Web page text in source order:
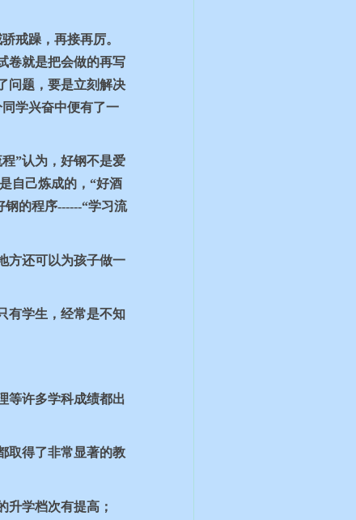
戒躁，再接再厉。
卷就是把会做的再写
问题，要是立刻解决
同学兴奋中便有了一
”认为，好钢不是爱
自己炼成的，“好酒
钢的程序------“学习流
方还可以为孩子做一
有学生，经常是不知
等许多学科成绩都出
取得了非常显著的教
升学档次有提高；